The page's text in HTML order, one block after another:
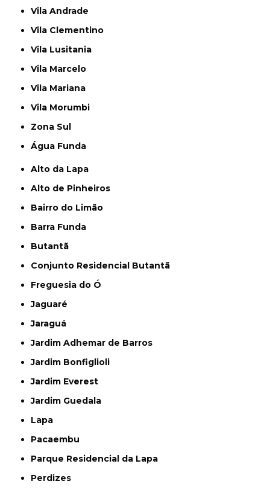
Vila Andrade
Vila Clementino
Vila Lusitania
Vila Marcelo
Vila Mariana
Vila Morumbi
Zona Sul
Água Funda
Alto da Lapa
Alto de Pinheiros
Bairro do Limão
Barra Funda
Butantã
Conjunto Residencial Butantã
Freguesia do Ó
Jaguaré
Jaraguá
Jardim Adhemar de Barros
Jardim Bonfiglioli
Jardim Everest
Jardim Guedala
Lapa
Pacaembu
Parque Residencial da Lapa
Perdizes